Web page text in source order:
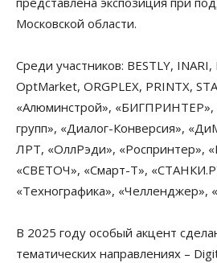
Московской области.
Среди участников: BESTLY, INARI,
OptMarket, ORGPLEX, PRINTX,
«Алюминстрой»,
групп», «Диалог-Конверсия»,
ЛРТ, «ОллРэди», «Роспринтер»,
«СВЕТОЧ», «Смарт-Т»,
«Технографика», «Челленджер»,
В 2025 году особый акцент
тематических направлениях –